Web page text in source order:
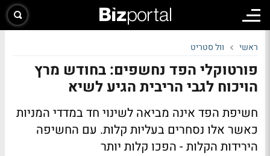
ראשי וול סטריט
פורטוקלי הפד נחשפים: בחודש מרץ
הויכוח לגבי הריבית הגיע לשיא
חשיפת הפד אינה מביאה לשינוי חד במדדי המניות
כאשר אלו נסחרים בעליות קלות. עם החשיפה
הירידות הקלות - הפכו קלות יותר